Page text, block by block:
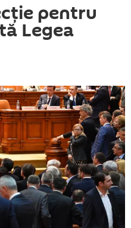
pentru
Legea